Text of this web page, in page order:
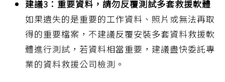
建議3：重要資料，請勿反覆測試多套救援軟體
如果遺失的是重要的工作資料、照片或無法再取
得的重要檔案，不建議反覆安裝多套資料救援軟
體進行測試，若資料相當重要，建議盡快委託專
業的資料救援公司檢測。